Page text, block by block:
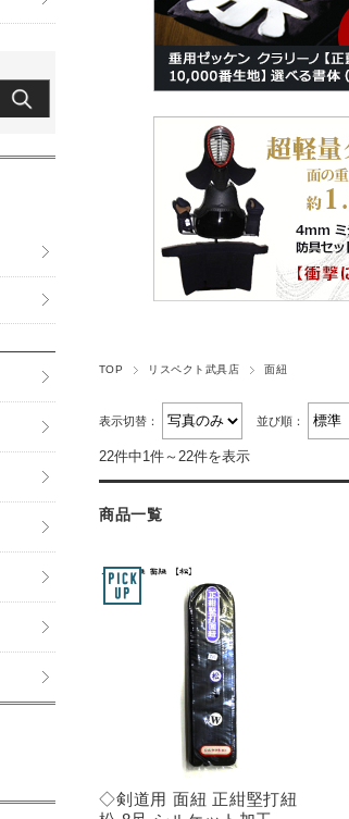
TOP リスペクト武具店 面紐
表示切替： 並び順：
22件中1件～22件を表示
商品一覧
◇剣道用 面紐 正紺堅打紐